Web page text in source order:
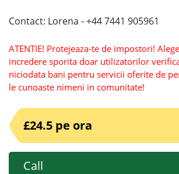
Contact: Lorena - +44 7441 905961
ATENTIE! Protejeaza-te de impostori!
incredere sporita doar utilizatorilor
niciodata bani pentru servicii oferite de
le cunoaste nimeni in comunitate!
£24.5 pe ora
Call